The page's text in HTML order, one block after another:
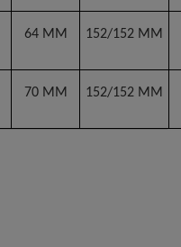
64 MM 152/152 MM
70 MM 152/152 MM